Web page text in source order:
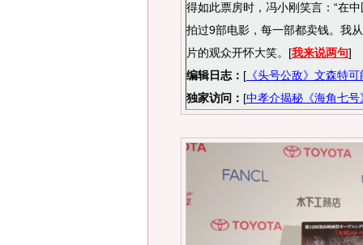
得如此票房时，冯小刚笑言：“在
拍过9部电影，每一部都卖钱。我
片的观众开怀大笑。[我来说两句]
编辑日志： [ 《头号公敌》文森特
独家访问： [中孝介揭秘《海角七号